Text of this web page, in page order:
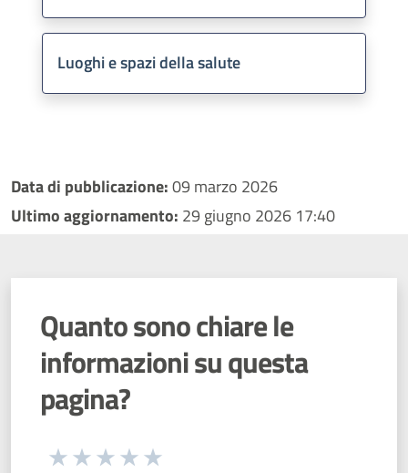
Luoghi e spazi della salute
Data di pubblicazione:09 marzo 2026
Ultimo aggiornamento: 29 giugno 2026 17:40
Quanto sono chiare le
informazioni su questa
pagina?
Seleziona una valutazione da 1 a 5 stelle